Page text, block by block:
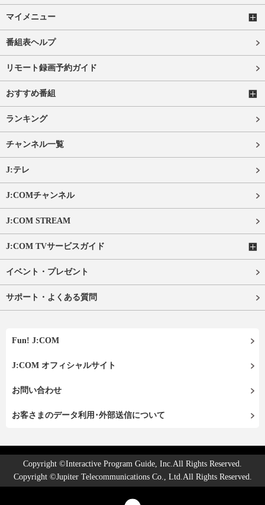
マイメニュー
番組表ヘルプ
リモート録画予約ガイド
おすすめ番組
ランキング
チャンネル一覧
J:テレ
J:COMチャンネル
J:COM STREAM
J:COM TVサービスガイド
イベント・プレゼント
サポート・よくある質問
Fun! J:COM
J:COM オフィシャルサイト
お問い合わせ
お客さまのデータ利用･外部送信について
Copyright ©Interactive Program Guide, Inc.All Rights Reserved.
Copyright ©Jupiter Telecommunications Co., Ltd.All Rights Reserved.